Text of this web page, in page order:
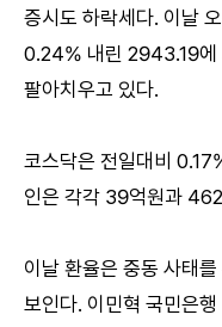
증시도 하락세다. 이날
0.24% 내린 2943.19에
팔아치우고 있다.
코스닥은 전일대비
인은 각각 39억원과
이날 환율은 중동 사태
보인다. 이민혁 국민은